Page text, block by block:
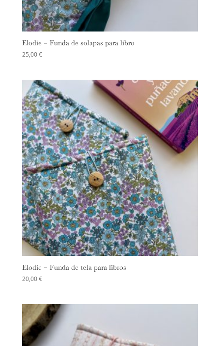
Elodie – Funda de solapas para libro
25,00€
Elodie – Funda de tela para libros
20,00€